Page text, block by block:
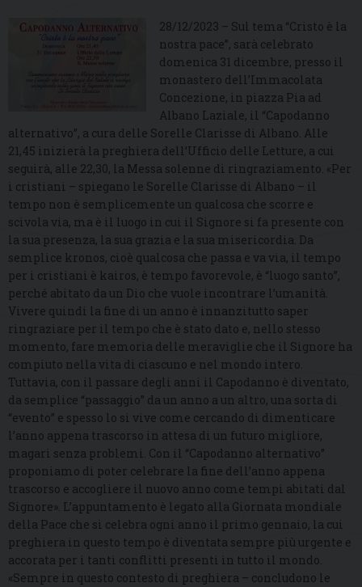
28/12/2023 – Sul tema “Cristo è la
nostra pace”, sarà celebrato
domenica 31 dicembre, presso il
monastero dell’Immacolata
Concezione, in piazza Pia ad
Albano Laziale, il “Capodanno
alternativo”, a cura delle Sorelle Clarisse di Albano. Alle
21,45 inizierà la preghiera dell’Ufficio delle Letture, a cui
seguirà, alle 22,30, la Messa solenne di ringraziamento. «Per
i cristiani – spiegano le Sorelle Clarisse di Albano – il
tempo non è semplicemente un qualcosa che scorre e
scivola via, ma è il luogo in cui il Signore si fa presente con
la sua presenza, la sua grazia e la sua misericordia. Da
semplice kronos, cioè qualcosa che passa e va via, il tempo
per i cristiani è kairos, è tempo favorevole, è “luogo santo”,
perché abitato da un Dio che vuole incontrare l’umanità.
Vivere quindi la fine di un anno è innanzitutto saper
ringraziare per il tempo che è stato dato e, nello stesso
momento, fare memoria delle meraviglie che il Signore ha
compiuto nella vita di ciascuno e nel mondo intero.
Tuttavia, con il passare degli anni il Capodanno è diventato,
da semplice “passaggio” da un anno a un altro, una sorta di
“evento” e spesso lo si vive come cercando di dimenticare
l’anno appena trascorso in attesa di un futuro migliore,
magari senza problemi. Con il “Capodanno alternativo”
proponiamo di poter celebrare la fine dell’anno appena
trascorso e accogliere il nuovo anno come tempi abitati dal
Signore». L’appuntamento è legato alla Giornata mondiale
della Pace che si celebra ogni anno il primo gennaio, la cui
preghiera in questo tempo è diventata sempre più urgente e
accorata per i tanti conflitti presenti in tutto il mondo.
«Sempre in questo contesto di preghiera – concludono le